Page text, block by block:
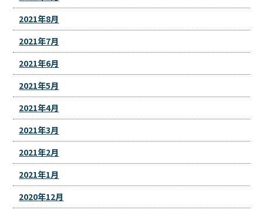
2021年8月
2021年7月
2021年6月
2021年5月
2021年4月
2021年3月
2021年2月
2021年1月
2020年12月